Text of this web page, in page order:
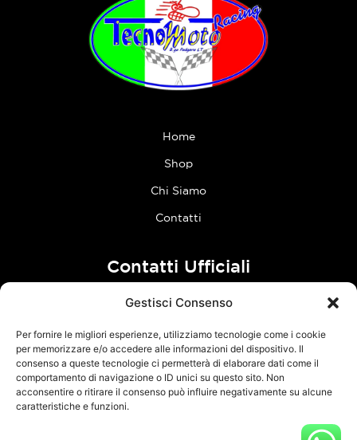
Gestisci Consenso
Per fornire le migliori esperienze, utilizziamo tecnologie come i cookie
per memorizzare e/o accedere alle informazioni del dispositivo. Il
consenso a queste tecnologie ci permetterà di elaborare dati come il
comportamento di navigazione o ID unici su questo sito. Non
acconsentire o ritirare il consenso può influire negativamente su alcune
caratteristiche e funzioni.
Home
Shop
Chi Siamo
Contatti
Contatti Ufficiali
Follow Us
F
I